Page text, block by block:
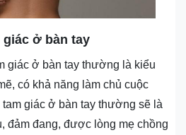
ở bàn tay
giác ở bàn tay thường là kiểu
có khả năng làm chủ cuộc
giác ở bàn tay thường sẽ là
đảm đang, được lòng mẹ chồng